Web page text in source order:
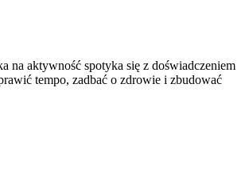
na aktywność spotyka się z doświadczeniem
tempo, zadbać o zdrowie i zbudować